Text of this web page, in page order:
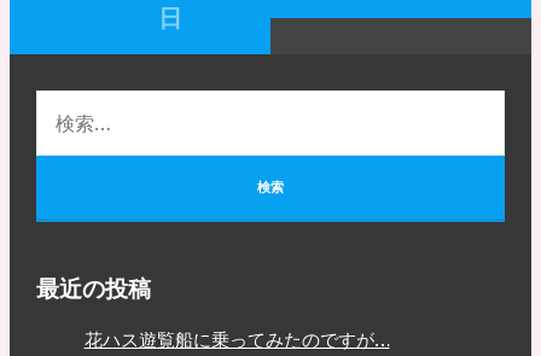
日
最近の投稿
花ハス遊覧船に乗ってみたのですが…